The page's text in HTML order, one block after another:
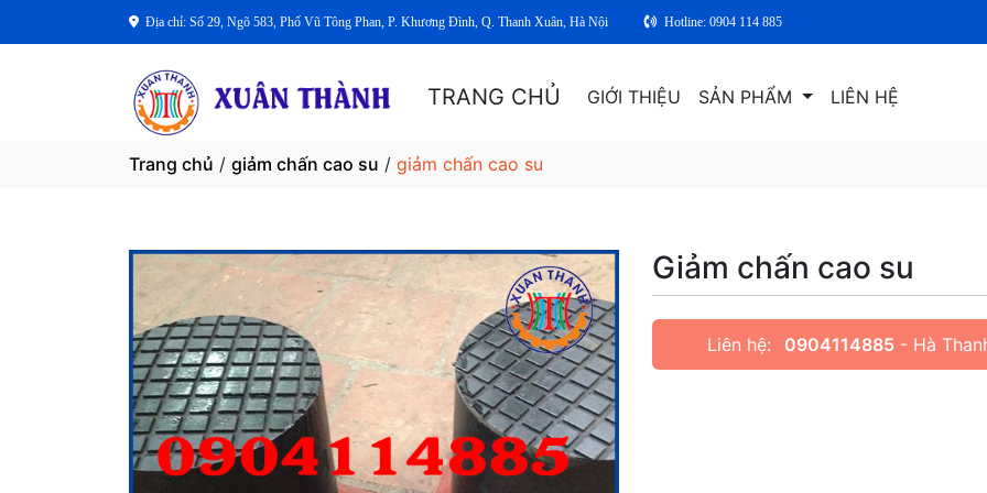
Địa chỉ: Số 29, Ngõ 583, Phố Vũ Tông Phan, P. Khương Đình, Q. Thanh Xuân, Hà Nội Hotline: 0904 114 885
TRANG CHỦ GIỚI THIỆU SẢN PHẨM LIÊN HỆ
Trang chủ / giảm chấn cao su / giảm chấn cao su
Giảm chấn cao su
Liên hệ: 0904114885- Hà